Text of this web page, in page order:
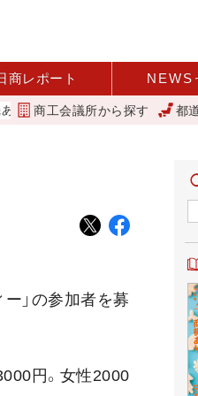
商レポート NEWS
REACT 河内 大和 外国
商工会議所から探す 都
」の参加者を募
円。女性2000